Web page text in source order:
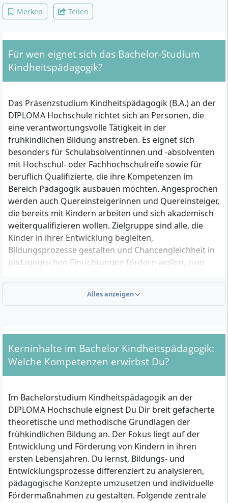
Merken Teilen
Für wen eignet sich das Bachelor-Studium
Kindheitspädagogik?
Das Präsenzstudium Kindheitspädagogik (B.A.) an der
DIPLOMA Hochschule richtet sich an Personen, die
eine verantwortungsvolle Tätigkeit in der
frühkindlichen Bildung anstreben. Es eignet sich
besonders für Schulabsolventinnen und -absolventen
mit Hochschul- oder Fachhochschulreife sowie für
beruflich Qualifizierte, die ihre Kompetenzen im
Bereich Pädagogik ausbauen möchten. Angesprochen
werden auch Quereinsteigerinnen und Quereinsteiger,
die bereits mit Kindern arbeiten und sich akademisch
weiterqualifizieren wollen. Zielgruppe sind alle, die
Kinder in ihrer Entwicklung begleiten,
Bildungsprozesse gestalten und Chancengleichheit in
pädagogischen Einrichtungen fördern wollen, zum
Einrichtungen oder bei freien Trägern.
Eine Zulassung zum Bachelorstudiengang
Kindheitspädagogik (B.A.) ist auf mehreren Wegen
möglich. Du erfüllst die Voraussetzungen, wenn du
Allgemeine Hochschulreife (Abitur)
Fachhochschulreife
Bestandene Meisterprüfung
Mittlerer Schulabschluss (mindestens
Realschulabschluss)und qualifizierter Abschluss
einer anerkannten Berufsausbildung (mindestens
3-jährig, Abschlussnote 2,5 oder besser)
Abschluss einer beruflichen Aufstiegsfortbildung
(mindestens 400 Unterrichtsstunden), einer
Alles anzeigen
Kerninhalte im Bachelor Kindheitspädagogik:
Welche Kompetenzen erwirbst Du?
Im Bachelorstudium Kindheitspädagogik an der
DIPLOMA Hochschule eignest Du Dir breit gefächerte
theoretische und methodische Grundlagen der
frühkindlichen Bildung an. Der Fokus liegt auf der
Entwicklung und Förderung von Kindern in ihren
ersten Lebensjahren. Du lernst, Bildungs- und
Entwicklungsprozesse differenziert zu analysieren,
pädagogische Konzepte umzusetzen und individuelle
Fördermaßnahmen zu gestalten. Folgende zentrale